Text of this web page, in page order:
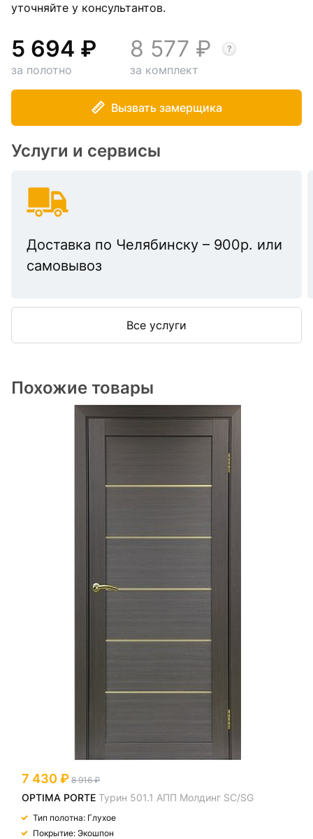
уточняйте у консультантов.
5 694
за полотно
8 577
за комплект
Вызвать замерщика
Услуги и сервисы
Доставка по Челябинску – 900р. или
самовывоз
Все услуги
Похожие товары
7 430 8 916
OPTIMA PORTE Турин 501.1 АПП Молдинг SC/SG
Тип полотна: Глухое
Покрытие: Экошпон